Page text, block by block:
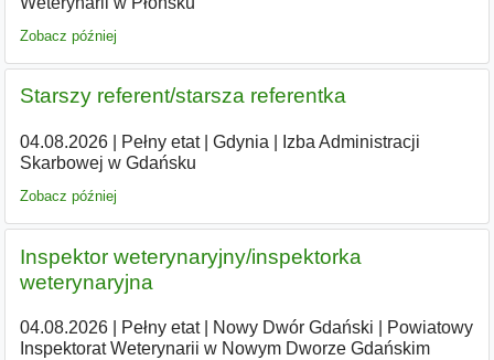
Zobacz później
Starszy referent/starsza referentka
04.08.2026| Pełny etat| Gdynia
Izba Administracji
Skarbowej w Gdańsku
Zobacz później
Inspektor weterynaryjny/inspektorka
weterynaryjna
04.08.2026| Pełny etat| Nowy Dwór Gdański
Powiatowy
Inspektorat Weterynarii w Nowym Dworze Gdańskim